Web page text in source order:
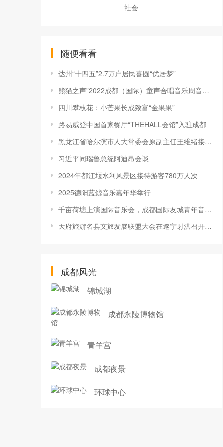
社会
随便看看
达州“十四五”2.7万户居民喜圆“优居梦”
熊猫之声”2022成都（国际）童声合唱音乐周音乐盛典举行
四川攀枝花：小芒果长成致富“金果果”
路易威登中国首家餐厅“THEHALL会馆”入驻成都
黑龙江省哈尔滨市人大常委会原副主任王维绪接受纪律审查和监察调查
习近平同瑙鲁总统阿迪昂会谈
2024年都江堰水利风景区接待游客780万人次
2025德阳蓝鲸音乐嘉年华举行
千亩荷塘上演国际音乐会，成都国际友城青年音乐会来新津
天府旅游名县文旅发展联盟大会在遂宁射洪召开 联盟成员单位达到90个
成都风光
锦城湖
成都永陵博物馆
青羊宫
成都夜景
环球中心